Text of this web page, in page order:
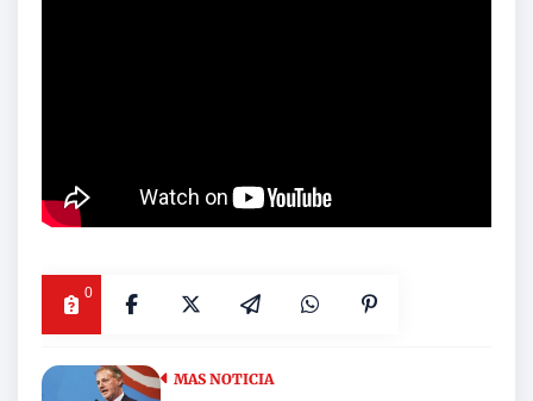
0
MAS NOTICIA